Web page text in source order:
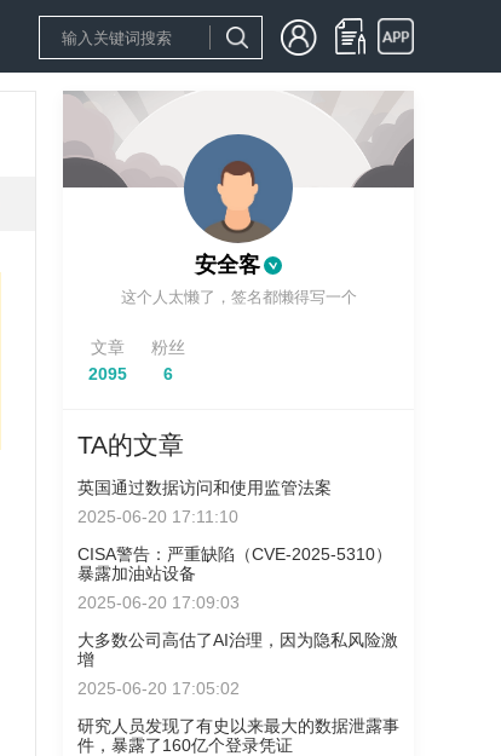
安全客
这个人太懒了，签名都懒得写一个
文章
2095
粉丝
6
TA的文章
英国通过数据访问和使用监管法案
2025-06-20 17:11:10
CISA警告：严重缺陷（CVE-2025-5310）
暴露加油站设备
2025-06-20 17:09:03
大多数公司高估了AI治理，因为隐私风险激
增
2025-06-20 17:05:02
研究人员发现了有史以来最大的数据泄露事
件，暴露了160亿个登录凭证